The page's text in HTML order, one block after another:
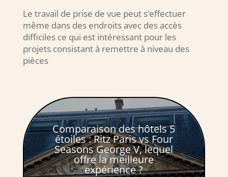
Le travail de prise de vue peut s’effectuer
même dans des endroits avec des accès
difficiles ce qui est intéressant pour les
projets consistant à remettre à niveau des
pièces
Comparaison des hôtels 5
étoiles : Ritz Paris vs Four
Seasons George V, lequel
offre la meilleure
expérience ?